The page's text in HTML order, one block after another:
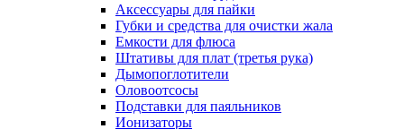
Аксессуары для пайки
Губки и средства для очистки жала
Емкости для флюса
Штативы для плат (третья рука)
Дымопоглотители
Оловоотсосы
Подставки для паяльников
Ионизаторы